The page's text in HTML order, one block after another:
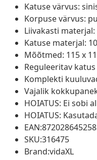
Katuse värvus:
Korpuse värvus:
Liivakasti
Katuse materjal:
Mõõtmed: 115 x
Reguleeritav
Komplekti
Vajalik
HOIATUS: Ei sobi
HOIATUS:
SKU:316475
Brand:vidaXL